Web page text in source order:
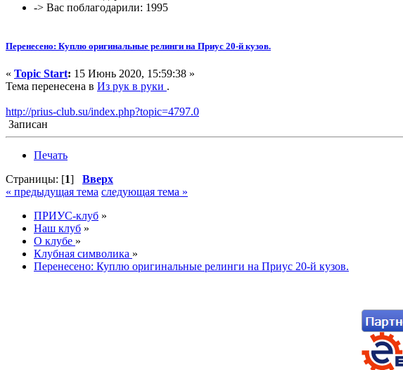
-> Вас поблагодарили: 1995
Перенесено: Куплю оригинальные релинги на Приус 20-й кузов.
« Topic Start: 15 Июнь 2020, 15:59:38 »
Тема перенесена в Из рук в руки .
http://prius-club.su/index.php?topic=4797.0
Записан
Печать
Страницы: [1] Вверх
« предыдущая тема следующая тема »
ПРИУС-клуб »
Наш клуб »
О клубе »
Клубная символика »
Перенесено: Куплю оригинальные релинги на Приус 20-й кузов.